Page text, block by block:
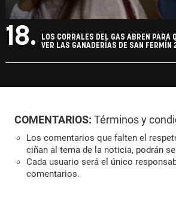
18.
LOS CORRALES DEL GAS ABREN PARA
VER LAS GANADERÍAS DE SAN
COMENTARIOS: Términos y
Los comentarios que falten el
ciñan al tema de la noticia, podrán
Cada usuario será el único
comentarios.